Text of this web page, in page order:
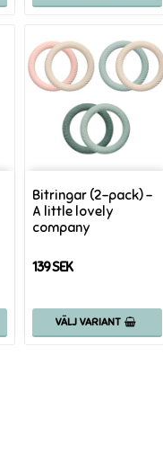
Bitringar (2-pack) -
A little lovely
company
139 SEK
VÄLJ VARIANT